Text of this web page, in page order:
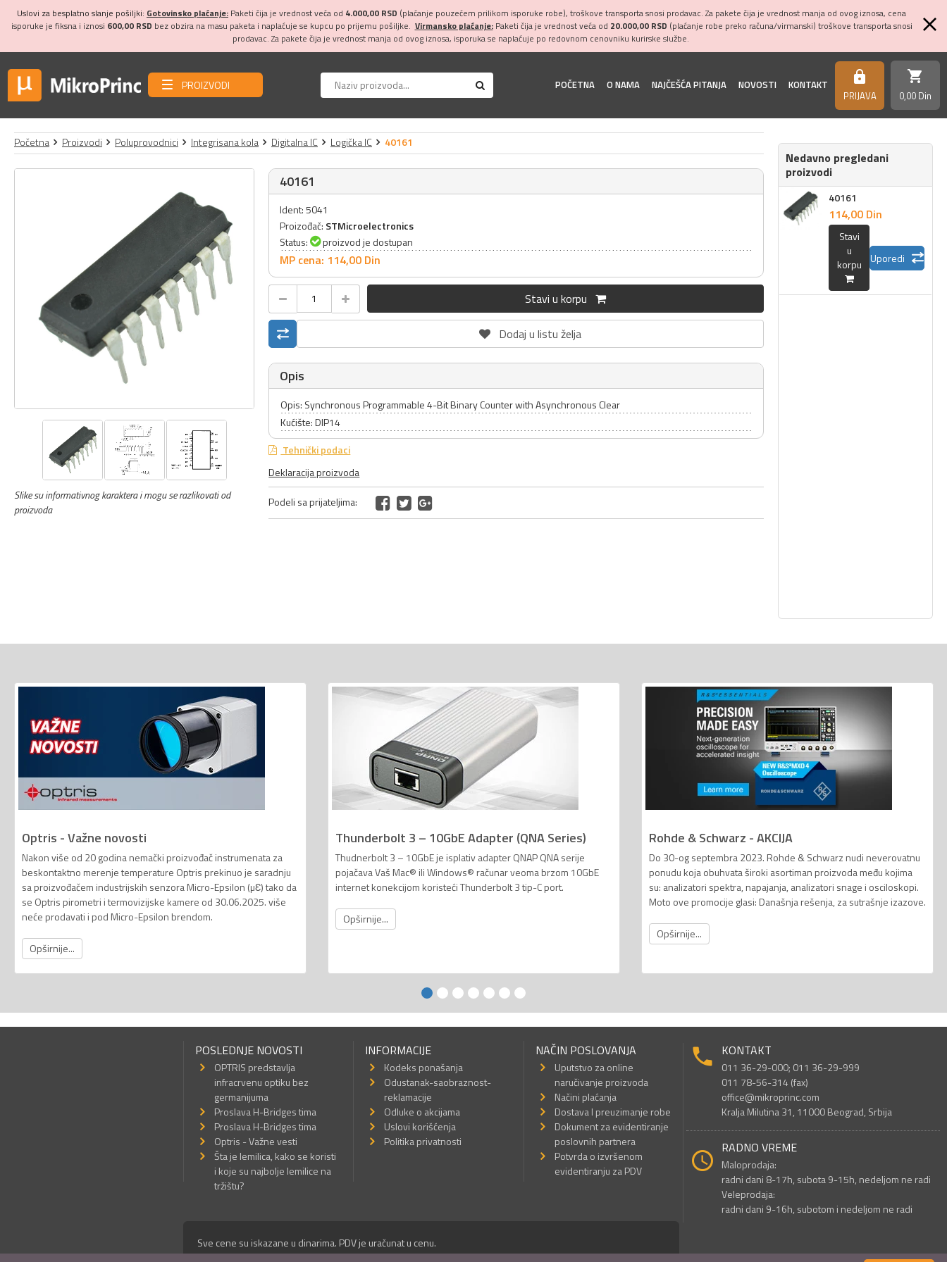
Uslovi za besplatno slanje pošiljki: Gotovinsko plaćanje: Paketi čija je vrednost veća od 4.000,00 RSD (plaćanje pouzećem prilikom isporuke robe), troškove transporta snosi prodavac. Za pakete čija je vrednost manja od ovog iznosa, cena
isporuke je fiksna i iznosi 600,00 RSD bez obzira na masu paketa i naplaćuje se kupcu po prijemu pošiljke. Virmansko plaćanje:Paketi čija je vrednost veća od 20.000,00 RSD (plaćanje robe preko računa/virmanski) troškove transporta snosi
prodavac. Za pakete čija je vrednost manja od ovog iznosa, isporuka se naplaćuje po redovnom cenovniku kurirske službe.
PROIZVODI POČETNA O NAMA NAJČEŠĆA PITANJA NOVOSTI KONTAKT https
PRIJAVA
shopping_cart
0,00 Din
Početna Proizvodi Poluprovodnici Integrisana kola Digitalna IC Logička IC 40161
Slike su informativnog karaktera i mogu se razlikovati od
proizvoda
40161
Ident: 5041
Proizođač: STMicroelectronics
Status:
proizvod je dostupan
MP cena: 114,00 Din
Stavi u korpu
Dodaj u listu želja
Opis
Opis: Synchronous Programmable 4-Bit Binary Counter with Asynchronous Clear
Kućište: DIP14
Tehnički podaci
Deklaracija proizvoda
Podeli sa prijateljima:
Nedavno pregledani
proizvodi
40161
114,00 Din
Stavi
u
korpu
Uporedi
Optris - Važne novosti
Nakon više od 20 godina nemački proizvođač instrumenata za
beskontaktno merenje temperature Optris prekinuo je saradnju
sa proizvođačem industrijskih senzora Micro-Epsilon (µƐ) tako da
se Optris pirometri i termovizijske kamere od 30.06.2025. više
neće prodavati i pod Micro-Epsilon brendom.
Opširnije...
Thunderbolt 3 – 10GbE Adapter (QNA Series)
Thudnerbolt 3 – 10GbE je isplativ adapter QNAP QNA serije
pojačava Vaš Mac® ili Windows® računar veoma brzom 10GbE
internet konekcijom koristeći Thunderbolt 3 tip-C port.
Opširnije...
Rohde & Schwarz - AKCIJA
Do 30-og septembra 2023. Rohde & Schwarz nudi neverovatnu
ponudu koja obuhvata široki asortiman proizvoda među kojima
su: analizatori spektra, napajanja, analizatori snage i osciloskopi.
Moto ove promocije glasi: Današnja rešenja, za sutrašnje izazove.
Opširnije...
POSLEDNJE NOVOSTI
OPTRIS predstavlja
infracrvenu optiku bez
germanijuma
Proslava H-Bridges tima
Proslava H-Bridges tima
Optris - Važne vesti
Šta je lemilica, kako se koristi
i koje su najbolje lemilice na
tržištu?
INFORMACIJE
Kodeks ponašanja
Odustanak-saobraznost-
reklamacije
Odluke o akcijama
Uslovi korišćenja
Politika privatnosti
NAČIN POSLOVANJA
Uputstvo za online
naručivanje proizvoda
Načini plaćanja
Dostava I preuzimanje robe
Dokument za evidentiranje
poslovnih partnera
Potvrda o izvršenom
evidentiranju za PDV
KONTAKT
011 36-29-000; 011 36-29-999
011 78-56-314 (fax)
office@mikroprinc.com
Kralja Milutina 31, 11000 Beograd, Srbija
RADNO VREME
Maloprodaja:
radni dani 8-17h, subota 9-15h, nedeljom ne radi
Veleprodaja:
radni dani 9-16h, subotom i nedeljom ne radi
Sve cene su iskazane u dinarima. PDV je uračunat u cenu.
© Mikro Princ 1999 - 2026. Sva prava su zadržana.